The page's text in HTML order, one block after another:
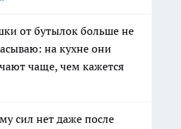
от бутылок больше не
на кухне они
чаще, чем кажется
сил нет даже после